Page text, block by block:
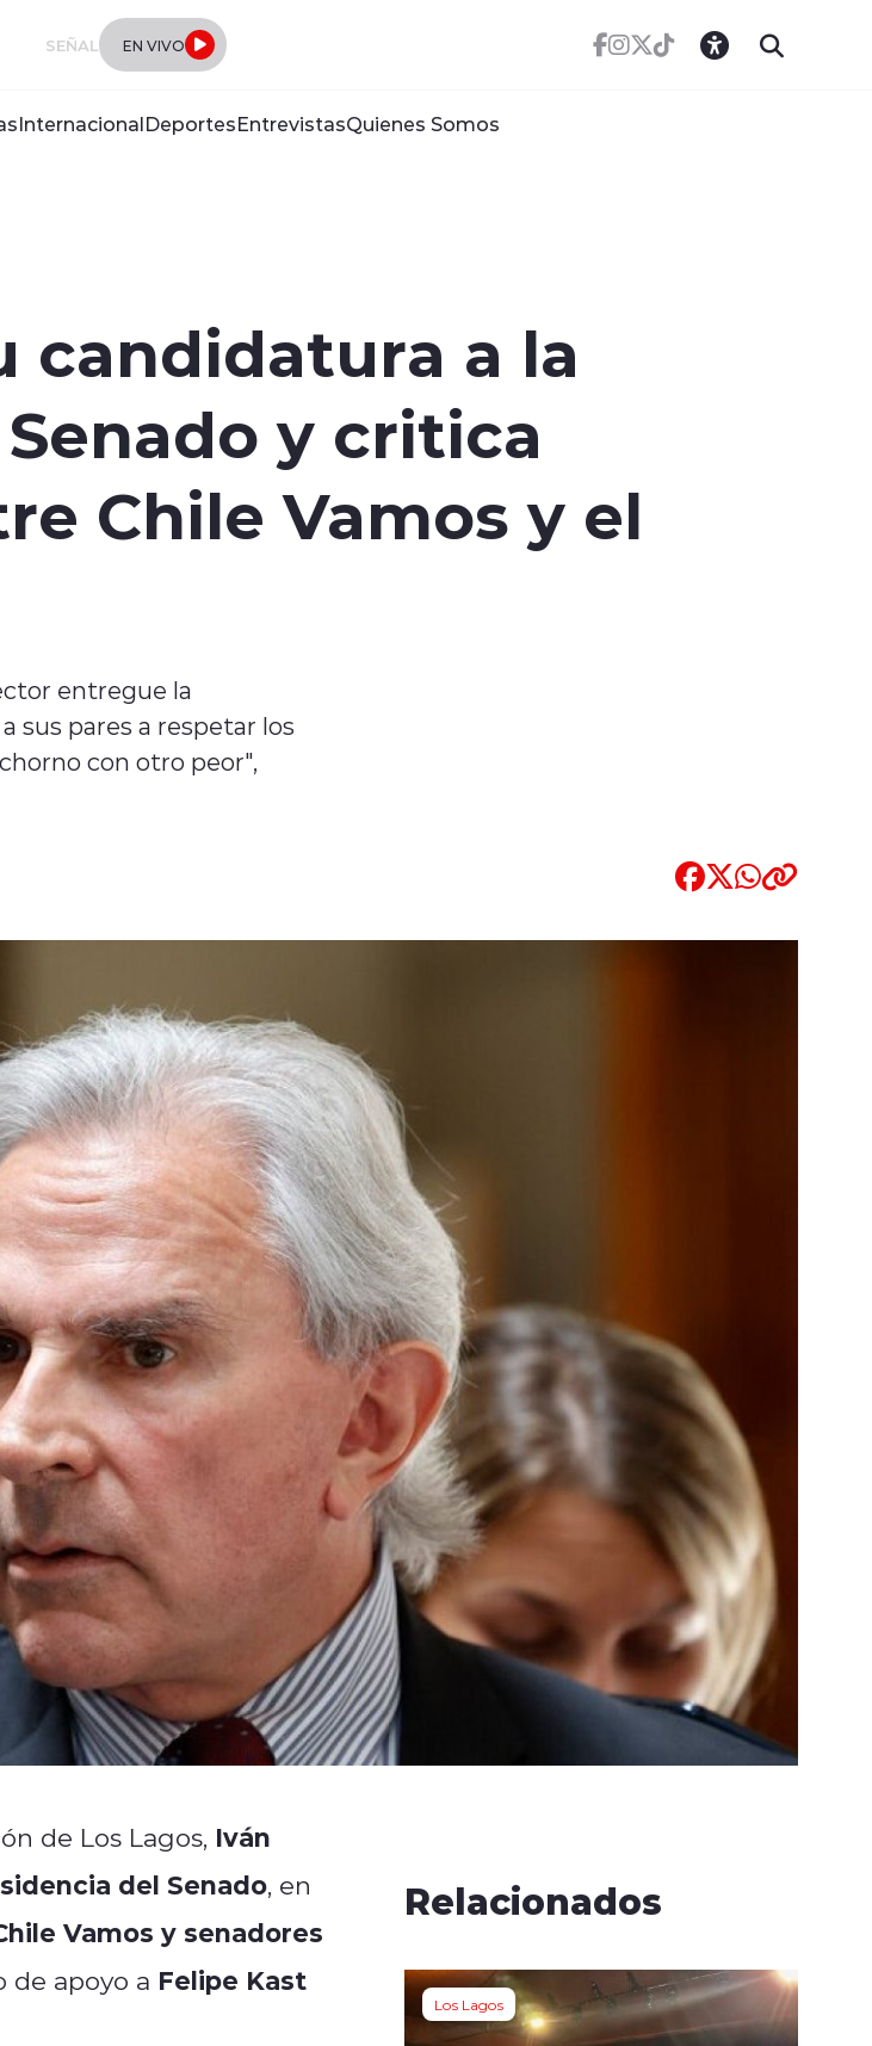
SEÑAL EN VIVO
InternacionalDeportesEntrevistasQuienes Somos
candidatura a la
y critica
Chile Vamos y el
entregue la
sus pares a respetar los
con otro peor",
de Los Lagos, Iván
del Senado, en
Vamos y senadores
de apoyo a Felipe Kast
Relacionados
Los Lagos